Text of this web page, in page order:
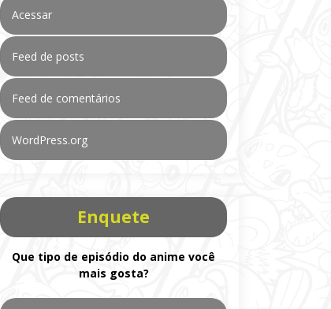
Acessar
Feed de posts
Feed de comentários
WordPress.org
Enquete
Que tipo de episódio do anime você
mais gosta?